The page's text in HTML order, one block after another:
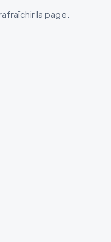
la page.